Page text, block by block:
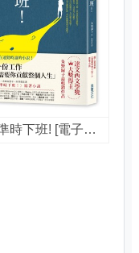
我要準時下班! [電子書] / 朱野歸子著 ; 楊明綺譯